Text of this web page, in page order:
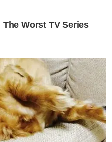
Worst TV Series